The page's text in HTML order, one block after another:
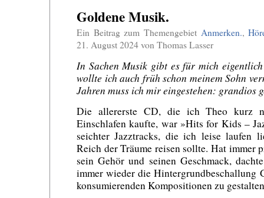
Goldene Musik.
Ein Beitrag zum Themengebiet Anmerken.,
21. August 2024 von Thomas Lasser
In Sachen Musik gibt es für mich
wollte ich auch früh schon meinem Sohn
Jahren muss ich mir eingestehen: grandios
Die allererste CD, die ich Theo kurz
Einschlafen kaufte, war »Hits for Kids –
seichter Jazztracks, die ich leise laufen
Reich der Träume reisen sollte. Hat immer
sein Gehör und seinen Geschmack,
immer wieder die Hintergrundbeschallung
konsumierenden Kompositionen zu